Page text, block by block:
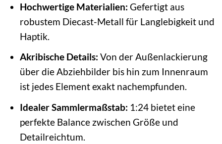
Hochwertige Materialien: Gefertigt aus
robustem Diecast-Metall für Langlebigkeit und
Haptik.
Akribische Details: Von der Außenlackierung
über die Abziehbilder bis hin zum Innenraum
ist jedes Element exakt nachempfunden.
Idealer Sammlermaßstab: 1:24 bietet eine
perfekte Balance zwischen Größe und
Detailreichtum.